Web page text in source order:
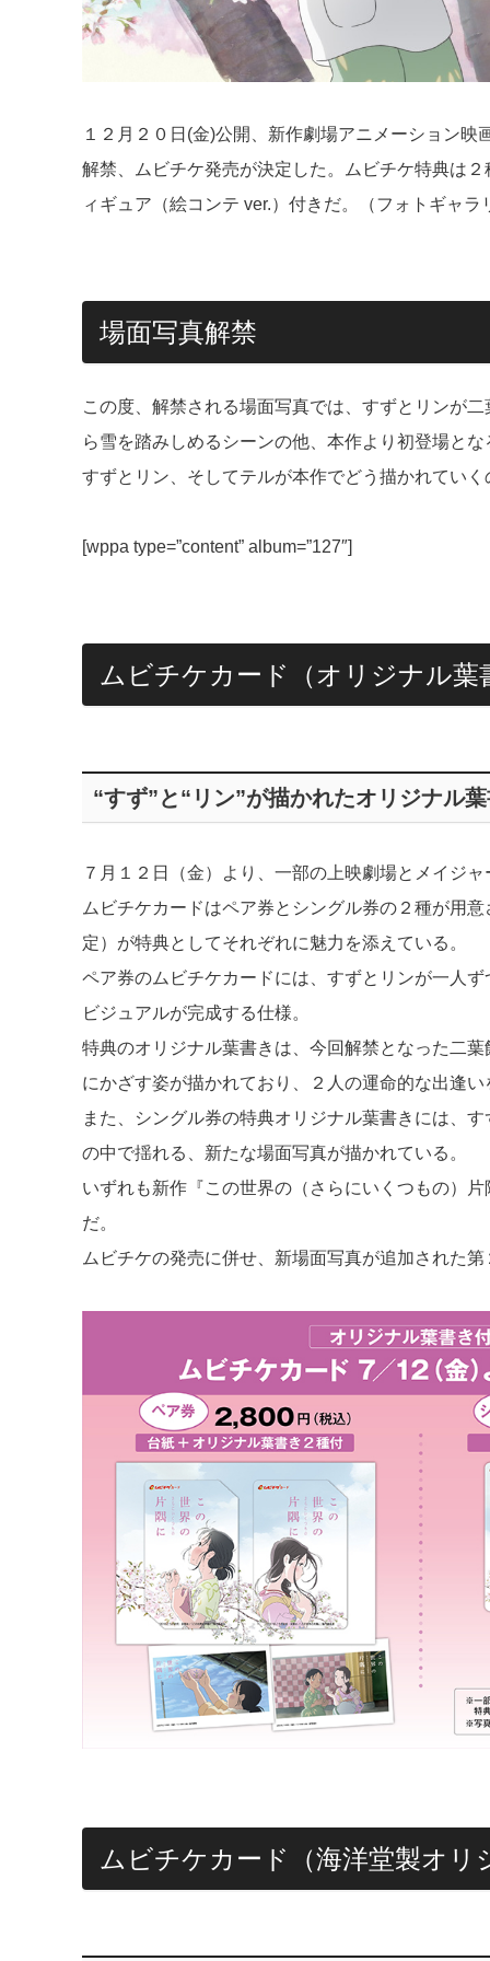
１２月２０日(金)公開、新作劇場アニメーション
解禁、ムビチケ発売が決定した。ムビチケ特典は
ィギュア（絵コンテ ver.）付きだ。（フォトギャラ
場面写真解禁
この度、解禁される場面写真では、すずとリンが
ら雪を踏みしめるシーンの他、本作より初登場とな
すずとリン、そしてテルが本作でどう描かれてい
[wppa type=”content” album=”127″]
ムビチケカード（オリジナル葉
“すず”と“リン”が描かれたオリジナル葉
７月１２日（金）より、一部の上映劇場とメイジ
ムビチケカードはペア券とシングル券の２種が用
定）が特典としてそれぞれに魅力を添えている。
ペア券のムビチケカードには、すずとリンが一人
ビジュアルが完成する仕様。
特典のオリジナル葉書きは、今回解禁となった二
にかざす姿が描かれており、２人の運命的な出逢い
また、シングル券の特典オリジナル葉書きには、
の中で揺れる、新たな場面写真が描かれている。
いずれも新作『この世界の（さらにいくつもの）
だ。
ムビチケの発売に併せ、新場面写真が追加された
ムビチケカード（海洋堂製オリ